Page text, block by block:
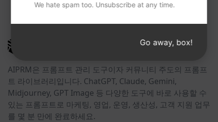
AIPRM은 프롬프트 관리 도구이자 커뮤니티 주도의 프롬프
트 라이브러리입니다. ChatGPT, Claude, Gemini,
Midjourney, GPT Image 등 다양한 도구에 바로 사용할 수
있는 프롬프트로 마케팅, 영업, 운영, 생산성, 고객 지원 업무
를 몇 분 만에 완료하세요.
We hate spam too. Unsubscribe at any time.
Go away, box!